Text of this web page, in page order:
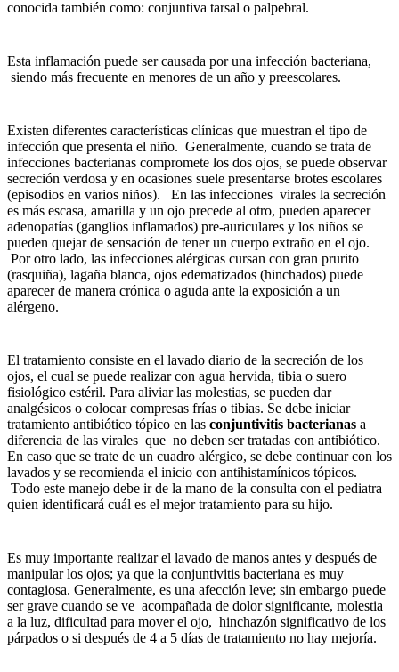
conocida también como: conjuntiva tarsal o palpebral.
Esta inflamación puede ser causada por una infección bacteriana,
siendo más frecuente en menores de un año y preescolares.
Existen diferentes características clínicas que muestran el tipo de
infección que presenta el niño. Generalmente, cuando se trata de
infecciones bacterianas compromete los dos ojos, se puede observar
secreción verdosa y en ocasiones suele presentarse brotes escolares
(episodios en varios niños). En las infecciones virales la secreción
es más escasa, amarilla y un ojo precede al otro, pueden aparecer
adenopatías (ganglios inflamados) pre-auriculares y los niños se
pueden quejar de sensación de tener un cuerpo extraño en el ojo.
Por otro lado, las infecciones alérgicas cursan con gran prurito
(rasquiña), lagaña blanca, ojos edematizados (hinchados) puede
aparecer de manera crónica o aguda ante la exposición a un
alérgeno.
El tratamiento consiste en el lavado diario de la secreción de los
ojos, el cual se puede realizar con agua hervida, tibia o suero
fisiológico estéril. Para aliviar las molestias, se pueden dar
analgésicos o colocar compresas frías o tibias. Se debe iniciar
tratamiento antibiótico tópico en las conjuntivitis bacterianas a
diferencia de las virales que no deben ser tratadas con antibiótico.
En caso que se trate de un cuadro alérgico, se debe continuar con los
lavados y se recomienda el inicio con antihistamínicos tópicos.
Todo este manejo debe ir de la mano de la consulta con el pediatra
quien identificará cuál es el mejor tratamiento para su hijo.
Es muy importante realizar el lavado de manos antes y después de
manipular los ojos; ya que la conjuntivitis bacteriana es muy
contagiosa. Generalmente, es una afección leve; sin embargo puede
ser grave cuando se ve acompañada de dolor significante, molestia
a la luz, dificultad para mover el ojo, hinchazón significativo de los
párpados o si después de 4 a 5 días de tratamiento no hay mejoría.